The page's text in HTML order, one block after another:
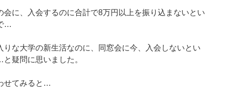
会に、入会するのに合計で8万円以上を振り込まないとい
…
りな大学の新生活なのに、同窓会に今、入会しないとい
疑問に思いました。
せてみると…